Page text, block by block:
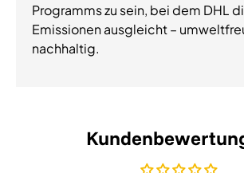
Programms zu sein, bei dem DHL
Emissionen ausgleicht –
nachhaltig.